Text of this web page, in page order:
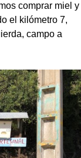
comprar miel y
el kilómetro 7,
campo a